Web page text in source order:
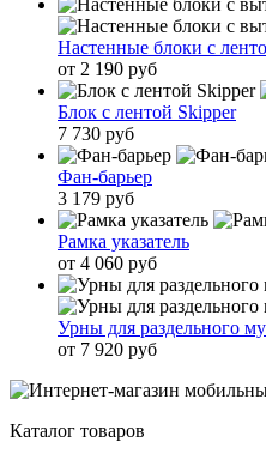
Настенные блоки с
от 2 190 руб
Блок с лентой Skipper
7 730 руб
Фан-барьер
3 179 руб
Рамка указатель
от 4 060 руб
Урны для раздельного
от 7 920 руб
Каталог товаров